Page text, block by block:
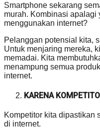
Smartphone sekarang
murah. Kombinasi apalagi
menggunakan internet?
Pelanggan potensial kita,
Untuk menjaring mereka,
memadai. Kita
menampung semua
internet.
KARENA
Kompetitor kita dipastikan
di internet.